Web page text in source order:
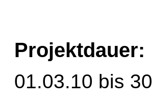
Projektdauer:
01.03.10 bis